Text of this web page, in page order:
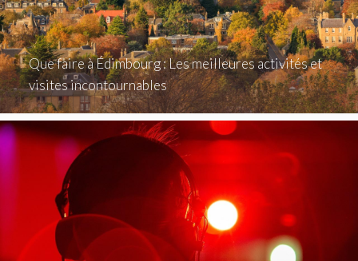
Que faire à Édimbourg : Les meilleures activités et
visites incontournables